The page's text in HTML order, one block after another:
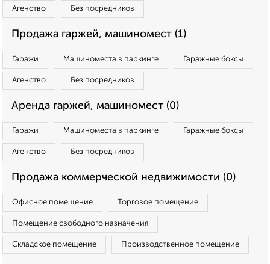
Агенство Без посредников
Продажа гаржей, машиномест (1)
Гаражи Машиноместа в паркинге Гаражные боксы
Агенство Без посредников
Аренда гаржей, машиномест (0)
Гаражи Машиноместа в паркинге Гаражные боксы
Агенство Без посредников
Продажа коммерческой недвижимости (0)
Офисное помещение Торговое помещение
Помещение свободного назначения
Складское помещение Производственное помещение